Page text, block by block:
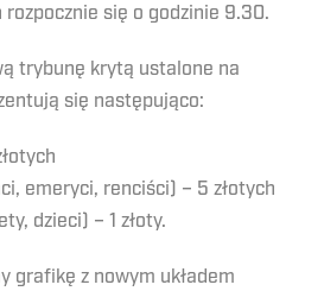
się o godzinie 9.30.
trybunę krytą ustalone na
się następująco:
emeryci, renciści) – 5 złotych
dzieci) – 1 złoty.
grafikę z nowym układem